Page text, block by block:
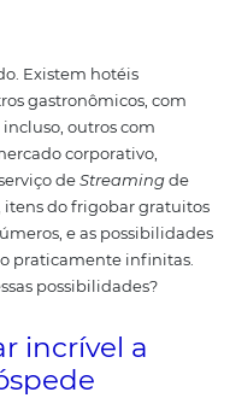
fraquezas onde seu
as melhores
Desta forma, ficará
as estratégias
os resultados
como tomar
seu hotel